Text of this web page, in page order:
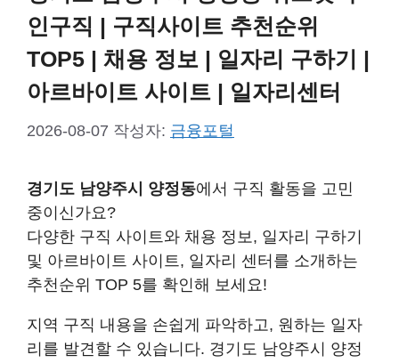
인구직 | 구직사이트 추천순위
TOP5 | 채용 정보 | 일자리 구하기 |
아르바이트 사이트 | 일자리센터
2026-08-07 작성자: 금융포털
경기도 남양주시 양정동에서 구직 활동을 고민
중이신가요?
다양한 구직 사이트와 채용 정보, 일자리 구하기
및 아르바이트 사이트, 일자리 센터를 소개하는
추천순위 TOP 5를 확인해 보세요!
지역 구직 내용을 손쉽게 파악하고, 원하는 일자
리를 발견할 수 있습니다. 경기도 남양주시 양정